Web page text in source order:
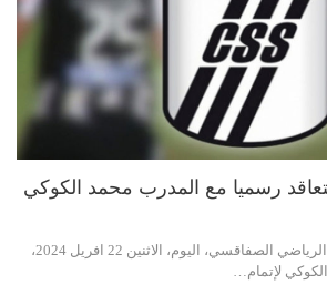
رسميا مع المدرب محمد الكوكي
تعقد الهيئة المديرة للنادي الرياضي الصفاقسي، اليوم، الاثنين 22 افريل 2024،
لإتمام…